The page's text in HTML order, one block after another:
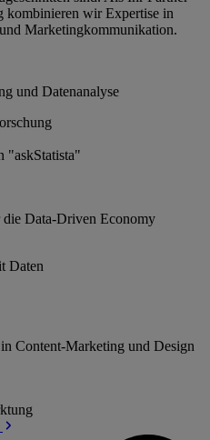
kombinieren wir Expertise in
Marketingkommunikation.
und Datenanalyse
"askStatista"
die Data-Driven Economy
Daten
Content-Marketing und Design